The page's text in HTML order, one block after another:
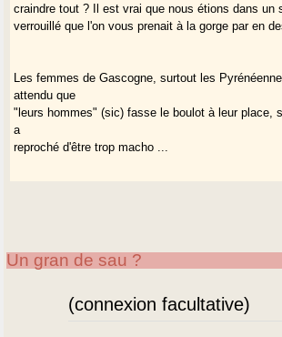
craindre tout ? Il est vrai que nous étions dans un
verrouillé que l'on vous prenait à la gorge par en
Les femmes de Gascogne, surtout les
attendu que
"leurs hommes" (sic) fasse le boulot à leur place,
a
reproché d'être trop macho ...
Un gran de sau ?
(connexion facultative)